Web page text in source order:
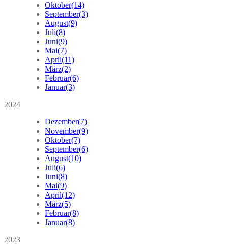
Oktober(14)
September(3)
August(9)
Juli(8)
Juni(9)
Mai(7)
April(11)
März(2)
Februar(6)
Januar(3)
2024
Dezember(7)
November(9)
Oktober(7)
September(6)
August(10)
Juli(6)
Juni(8)
Mai(9)
April(12)
März(5)
Februar(8)
Januar(8)
2023